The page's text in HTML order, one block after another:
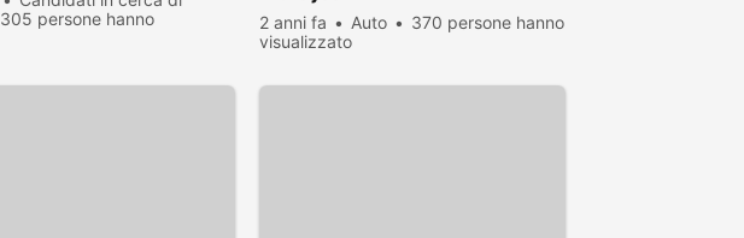
305 persone hanno
2 anni fa Auto
370 persone hanno
visualizzato